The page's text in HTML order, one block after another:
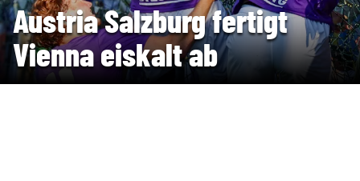
Austria Salzburg fertigt
Vienna eiskalt ab